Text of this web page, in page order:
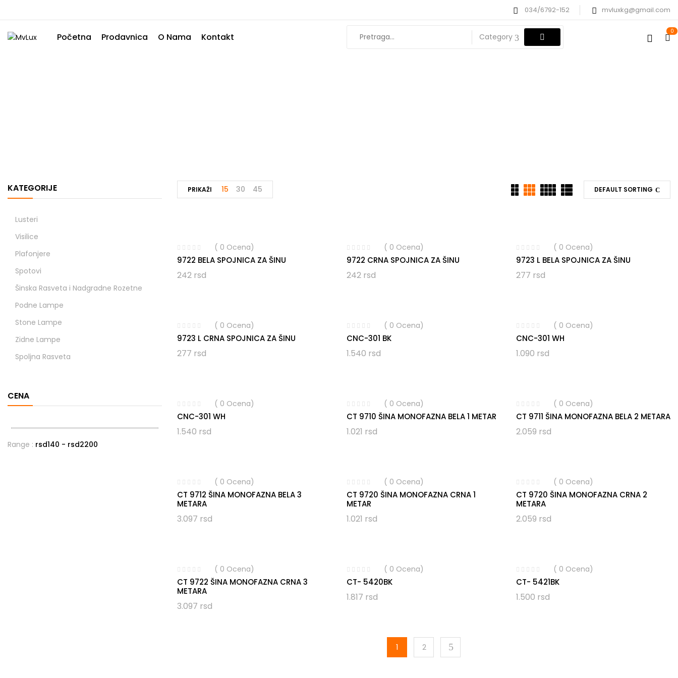
034/6792-152 mvluxkg@gmail.com
Početna Prodavnica O Nama Kontakt Category
0
KATEGORIJE
Lusteri
Visilice
Plafonjere
Spotovi
Šinska Rasveta i Nadgradne Rozetne
Podne Lampe
Stone Lampe
Zidne Lampe
Spoljna Rasveta
CENA
Range : rsd140 - rsd2200
DEFAULT SORTING
PRIKAŽI 15 30 45
( 0 Ocena)
9722 BELA SPOJNICA ZA ŠINU
242 rsd
( 0 Ocena)
9722 CRNA SPOJNICA ZA ŠINU
242 rsd
( 0 Ocena)
9723 L BELA SPOJNICA ZA ŠINU
277 rsd
( 0 Ocena)
9723 L CRNA SPOJNICA ZA ŠINU
277 rsd
( 0 Ocena)
CNC-301 BK
1.540 rsd
( 0 Ocena)
CNC-301 WH
1.090 rsd
( 0 Ocena)
CNC-301 WH
1.540 rsd
( 0 Ocena)
CT 9710 ŠINA MONOFAZNA BELA 1 METAR
1.021 rsd
( 0 Ocena)
CT 9711 ŠINA MONOFAZNA BELA 2 METARA
2.059 rsd
( 0 Ocena)
CT 9712 ŠINA MONOFAZNA BELA 3
METARA
3.097 rsd
( 0 Ocena)
CT 9720 ŠINA MONOFAZNA CRNA 1
METAR
1.021 rsd
( 0 Ocena)
CT 9720 ŠINA MONOFAZNA CRNA 2
METARA
2.059 rsd
( 0 Ocena)
CT 9722 ŠINA MONOFAZNA CRNA 3
METARA
3.097 rsd
( 0 Ocena)
CT- 5420BK
1.817 rsd
( 0 Ocena)
CT- 5421BK
1.500 rsd
1 2